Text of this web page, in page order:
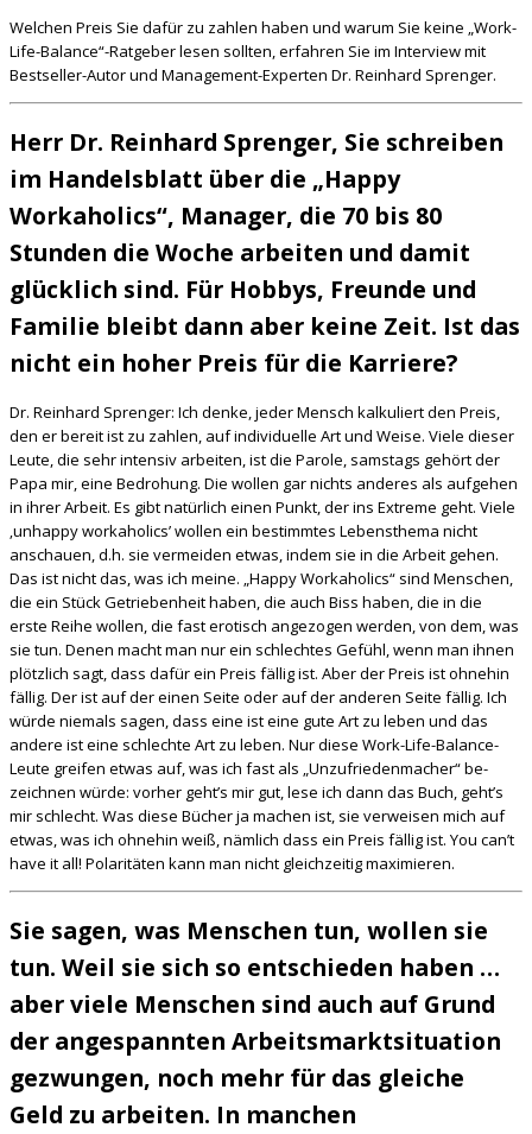
Welchen Preis Sie dafür zu zahlen haben und warum Sie keine „Work-
Life-Balance“-Ratgeber lesen sollten, erfahren Sie im Interview mit
Bestseller-Autor und Management-Experten Dr. Reinhard Sprenger.
Herr Dr. Reinhard Sprenger, Sie schreiben
im Handelsblatt über die „Happy
Workaholics“, Manager, die 70 bis 80
Stunden die Woche arbeiten und damit
glücklich sind. Für Hobbys, Freunde und
Familie bleibt dann aber keine Zeit. Ist das
nicht ein hoher Preis für die Karriere?
Dr. Reinhard Sprenger: Ich denke, jeder Mensch kalkuliert den Preis,
den er bereit ist zu zahlen, auf individuelle Art und Weise. Viele dieser
Leute, die sehr intensiv arbeiten, ist die Parole, samstags gehört der
Papa mir, eine Bedrohung. Die wollen gar nichts anderes als aufgehen
in ihrer Arbeit. Es gibt natürlich einen Punkt, der ins Extreme geht. Viele
‚unhappy workaholics’ wollen ein bestimmtes Lebensthema nicht
anschauen, d.h. sie vermeiden etwas, indem sie in die Arbeit gehen.
Das ist nicht das, was ich meine. „Happy Workaholics“ sind Menschen,
die ein Stück Getriebenheit haben, die auch Biss haben, die in die
erste Reihe wollen, die fast erotisch angezogen werden, von dem, was
sie tun. Denen macht man nur ein schlechtes Gefühl, wenn man ihnen
plötzlich sagt, dass dafür ein Preis fällig ist. Aber der Preis ist ohnehin
fällig. Der ist auf der einen Seite oder auf der anderen Seite fällig. Ich
würde niemals sagen, dass eine ist eine gute Art zu leben und das
andere ist eine schlechte Art zu leben. Nur diese Work-Life-Balance-
Leute greifen etwas auf, was ich fast als „Unzufriedenmacher“ be-
zeichnen würde: vorher geht’s mir gut, lese ich dann das Buch, geht’s
mir schlecht. Was diese Bücher ja machen ist, sie verweisen mich auf
etwas, was ich ohnehin weiß, nämlich dass ein Preis fällig ist. You can’t
have it all! Polaritäten kann man nicht gleichzeitig maximieren.
Sie sagen, was Menschen tun, wollen sie
tun. Weil sie sich so entschieden haben …
aber viele Menschen sind auch auf Grund
der angespannten Arbeitsmarktsituation
gezwungen, noch mehr für das gleiche
Geld zu arbeiten. In manchen